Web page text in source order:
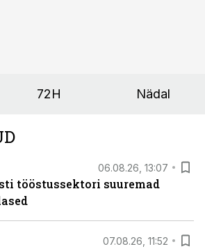
Mitendorf.
72H Nädal
06.08.26, 13:07
tööstussektori suuremad
07.08.26, 11:52